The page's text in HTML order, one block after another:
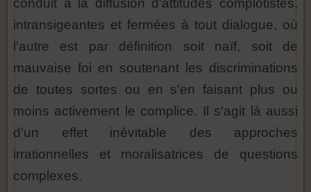
conduit à la diffusion d'attitudes complotistes,
intransigeantes et fermées à tout dialogue, où
l'autre est par définition soit naïf, soit de
mauvaise foi en soutenant les discriminations
de toutes sortes ou en s'en faisant plus ou
moins activement le complice. Il s'agit là aussi
d'un effet inévitable des approches
irrationnelles et moralisatrices de questions
complexes.